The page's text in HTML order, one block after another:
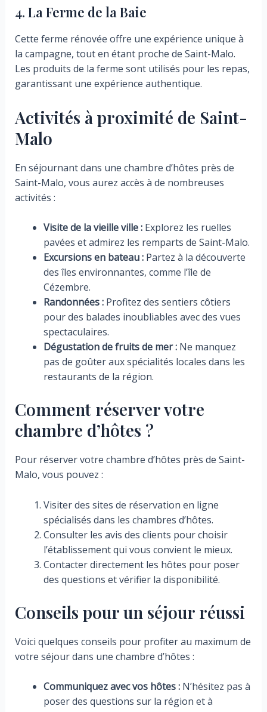
4. La Ferme de la Baie
Cette ferme rénovée offre une expérience unique à
la campagne, tout en étant proche de Saint-Malo.
Les produits de la ferme sont utilisés pour les repas,
garantissant une expérience authentique.
Activités à proximité de Saint-
Malo
En séjournant dans une chambre d’hôtes près de
Saint-Malo, vous aurez accès à de nombreuses
activités :
Visite de la vieille ville :Explorez les ruelles
pavées et admirez les remparts de Saint-Malo.
Excursions en bateau :Partez à la découverte
des îles environnantes, comme l’île de
Cézembre.
Randonnées :Profitez des sentiers côtiers
pour des balades inoubliables avec des vues
spectaculaires.
Dégustation de fruits de mer :Ne manquez
pas de goûter aux spécialités locales dans les
restaurants de la région.
Comment réserver votre
chambre d’hôtes ?
Pour réserver votre chambre d’hôtes près de Saint-
Malo, vous pouvez :
Visiter des sites de réservation en ligne
spécialisés dans les chambres d’hôtes.
Consulter les avis des clients pour choisir
l’établissement qui vous convient le mieux.
Contacter directement les hôtes pour poser
des questions et vérifier la disponibilité.
Conseils pour un séjour réussi
Voici quelques conseils pour profiter au maximum de
votre séjour dans une chambre d’hôtes :
Communiquez avec vos hôtes :N’hésitez pas à
poser des questions sur la région et à